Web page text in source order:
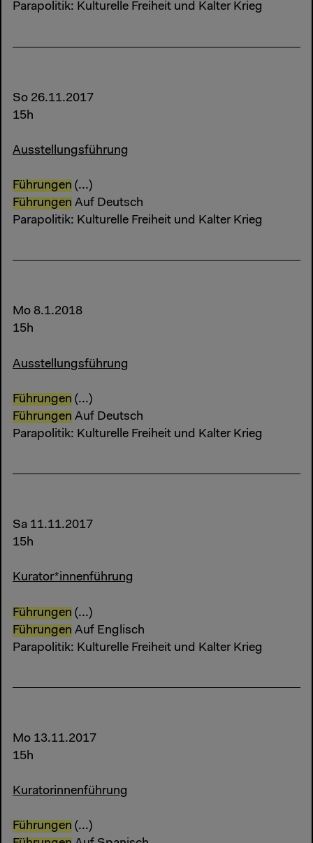
Parapolitik: Kulturelle Freiheit und Kalter Krieg
So 26.11.2017
15h
Ausstellungsführung
Führungen (...)
Führungen Auf Deutsch
Parapolitik: Kulturelle Freiheit und Kalter Krieg
Mo 8.1.2018
15h
Ausstellungsführung
Führungen (...)
Führungen Auf Deutsch
Parapolitik: Kulturelle Freiheit und Kalter Krieg
Sa 11.11.2017
15h
Kurator*innenführung
Führungen (...)
Führungen Auf Englisch
Parapolitik: Kulturelle Freiheit und Kalter Krieg
Mo 13.11.2017
15h
Kuratorinnenführung
Führungen (...)